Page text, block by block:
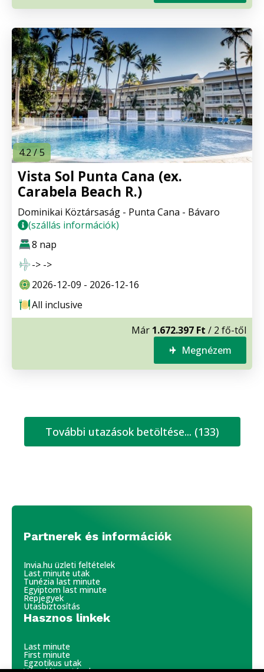
4.2 / 5
Vista Sol Punta Cana (ex.
Carabela Beach R.)
Dominikai Köztársaság - Punta Cana - Bávaro
(szállás információk)
8 nap
-> ->
2026-12-09 - 2026-12-16
All inclusive
Már 1.672.397 Ft / 2 fő-től
Megnézem
További utazások betöltése... (133)
Partnerek és információk
Invia.hu üzleti feltételek
Last minute utak
Tunézia last minute
Egyiptom last minute
Repjegyek
Utasbiztosítás
Hasznos linkek
Last minute
First minute
Egzotikus utak